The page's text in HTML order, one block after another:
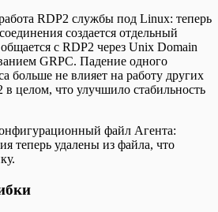
RDP2 службы под Linux: теперь
создается отдельный
с RDP2 через Unix Domain
GRPC. Падение одного
больше не влияет на работу других
в целом, что улучшило стабильность
файл Агента:
теперь удалены из файла, что